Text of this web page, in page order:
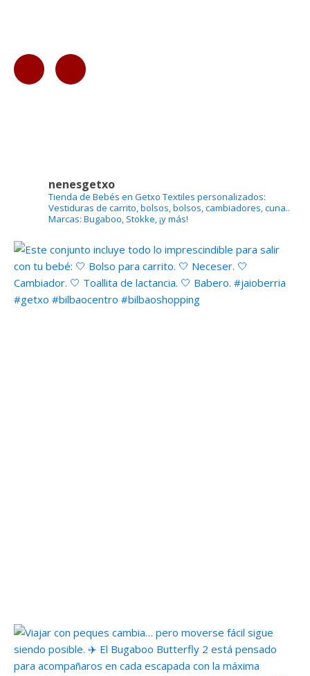
nenesgetxo
Tienda de Bebés en Getxo Textiles personalizados:
Vestiduras de carrito, bolsos, bolsos, cambiadores, cuna..
Marcas: Bugaboo, Stokke, ¡y más!